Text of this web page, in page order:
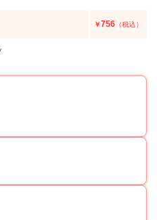
￥756 （税込）